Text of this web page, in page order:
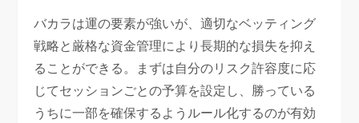
バカラは運の要素が強いが、適切なベッティング
戦略と厳格な資金管理により長期的な損失を抑え
ることができる。まずは自分のリスク許容度に応
じてセッションごとの予算を設定し、勝っている
うちに一部を確保するようルール化するのが有効